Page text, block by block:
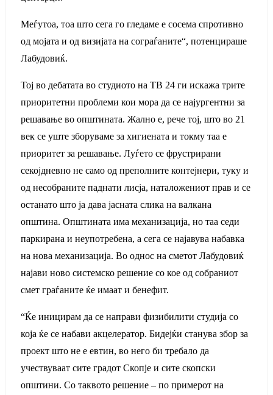
Меѓутоа, тоа што сега го гледаме е сосема спротивно
од мојата и од визијата на сограѓаните“, потенцираше
Лабудовиќ.
Тој во дебатата во студиото на ТВ 24 ги искажа трите
приоритетни проблеми кои мора да се најургентни за
решавање во општината. Жално е, рече тој, што во 21
век се уште зборуваме за хигиената и токму таа е
приоритет за решавање. Луѓето се фрустрирани
секојдневно не само од преполните контејнери, туку и
од несобраните паднати лисја, наталожениот прав и се
останато што ја дава јасната слика на валкана
општина. Општината има механизација, но таа седи
паркирана и неупотребена, а сега се најавува набавка
на нова механизација. Во однос на сметот Лабудовиќ
најави ново системско решение со кое од собраниот
смет граѓаните ќе имаат и бенефит.
“Ќе иницирам да се направи физибилити студија со
која ќе се набави акцелератор. Бидејќи станува збор за
проект што не е евтин, во него би требало да
учествуваат сите градот Скопје и сите скопски
општини. Со таквото решение – по примерот на